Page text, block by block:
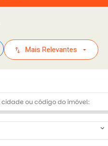
swap_vert Mais Relevantes arrow_drop_down
keyboard_arrow_down